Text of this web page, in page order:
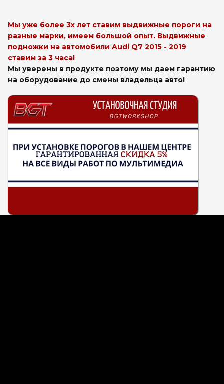
Мы уже более 3х лет ставим выдвижные пороги на
разные марки, имеем большой опыт. Выдвижные
подножки на автомобили Audi Q7 2015 - 2019
ставим за 3 часа!
Мы уверены в продукте поэтому мы даем гарантию
на оборудование до смены владельца авто!